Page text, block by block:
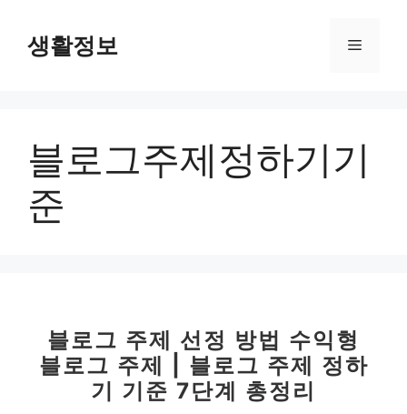
생활정보 메
블로그주제정하기기
준
블로그 주제 선정 방법 수익형
블로그 주제 | 블로그 주제 정하
기 기준 7단계 총정리